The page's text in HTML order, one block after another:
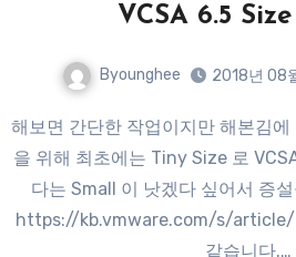
VCSA 6.5 Size
Byounghee 2018년 08
해보면 간단한 작업이지만 해본김에 기록을 남깁니다. 랩구성
을 위해 최초에는 Tiny Size 로
다는 Small 이 낫겠다 싶어서 증
https://kb.vmware.com/s/article/
같습니다.…